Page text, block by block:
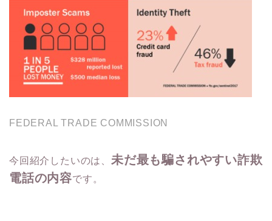
FEDERAL TRADE COMMISSION
今回紹介したいのは、 未だ最も騙されやすい詐欺
電話の内容です。